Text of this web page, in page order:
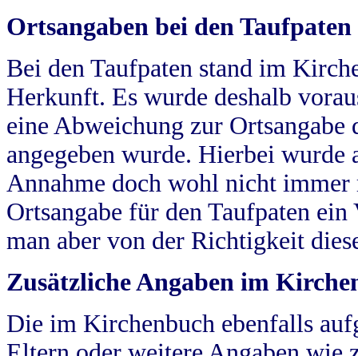
Ortsangaben bei den Taufpaten
Bei den Taufpaten stand im
Herkunft. Es wurde deshalb
eine Abweichung zur
angegeben wurde. Hierbei wurde
Annahme doch wohl nicht
Ortsangabe für den Taufpaten
man aber von der Richtigkeit
Zusätzliche Angaben im
Die im Kirchenbuch ebenfalls